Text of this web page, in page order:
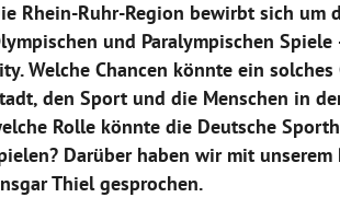
Rhein-Ruhr-Region bewirbt sich um
und Paralympischen
Welche Chancen könnte ein
den Sport und die Menschen in
Rolle könnte die Deutsche
Darüber haben wir mit unserem
Thiel gesprochen.